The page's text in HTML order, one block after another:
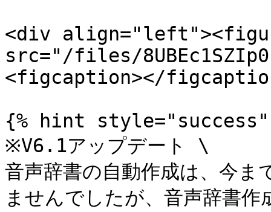
<div
src="/files/
<figcaption></
{% hint style="success"
※V6.1アップデート \
音声辞書の自動作成は、今ま
ませんでしたが、音声辞書